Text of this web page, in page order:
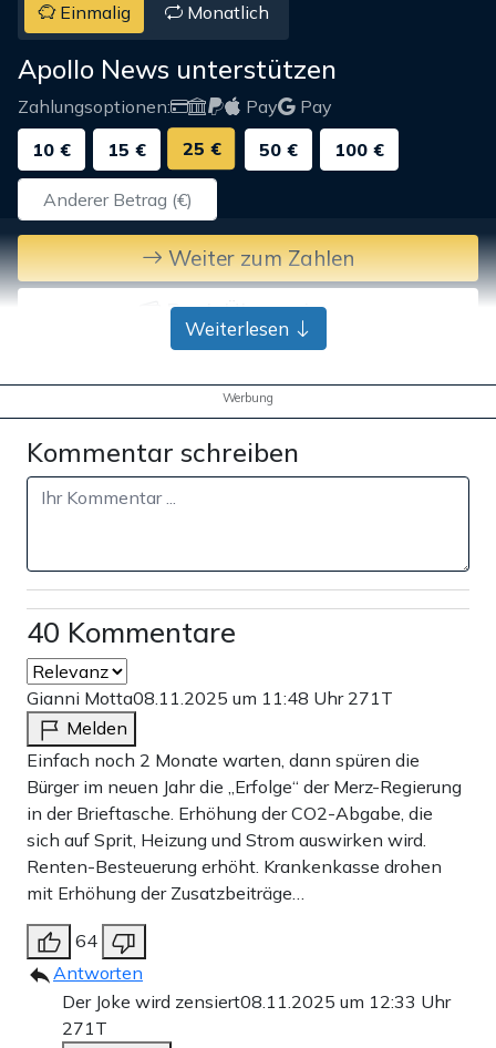
Einmalig Monatlich
Apollo News unterstützen
Zahlungsoptionen: Pay
Pay
10 €
15 € 25 € 50 € 100 €
Weiter zum Zahlen
Bank-Überweisung
Weiterlesen
Werbung
Kommentar schreiben
40 Kommentare
Gianni Motta08.11.2025 um 11:48 Uhr 271T
Melden
Einfach noch 2 Monate warten, dann spüren die
Bürger im neuen Jahr die „Erfolge“ der Merz-Regierung
in der Brieftasche. Erhöhung der CO2-Abgabe, die
sich auf Sprit, Heizung und Strom auswirken wird.
Renten-Besteuerung erhöht. Krankenkasse drohen
mit Erhöhung der Zusatzbeiträge…
64
Antworten
Der Joke wird zensiert08.11.2025 um 12:33 Uhr
271T